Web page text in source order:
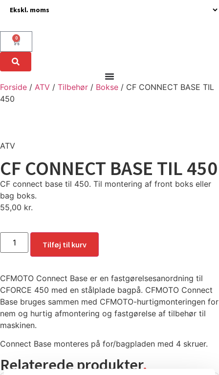
0
Forside / ATV / Tilbehør / Bokse / CF CONNECT BASE TIL
450
ATV
CF CONNECT BASE TIL 450
CF connect base til 450. Til montering af front boks eller
bag boks.
55,00 kr.
Tilføj til kurv
CFMOTO Connect Base er en fastgørelsesanordning til
CFORCE 450 med en stålplade bagpå. CFMOTO Connect
Base bruges sammen med CFMOTO-hurtigmonteringen for
nem og hurtig afmontering og fastgørelse af tilbehør til
maskinen.
Connect Base monteres på for/bagpladen med 4 skruer.
Relaterede produkter.